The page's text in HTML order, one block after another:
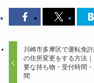
川崎市多摩区で運転免
の住所変更をする方法
要な持ち物・受付時間
間